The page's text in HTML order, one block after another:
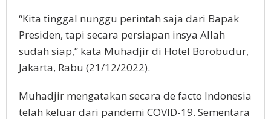
“Kita tinggal nunggu perintah saja dari Bapak
Presiden, tapi secara persiapan insya Allah
sudah siap,” kata Muhadjir di Hotel Borobudur,
Jakarta, Rabu (21/12/2022).
Muhadjir mengatakan secara de facto Indonesia
telah keluar dari pandemi COVID-19. Sementara